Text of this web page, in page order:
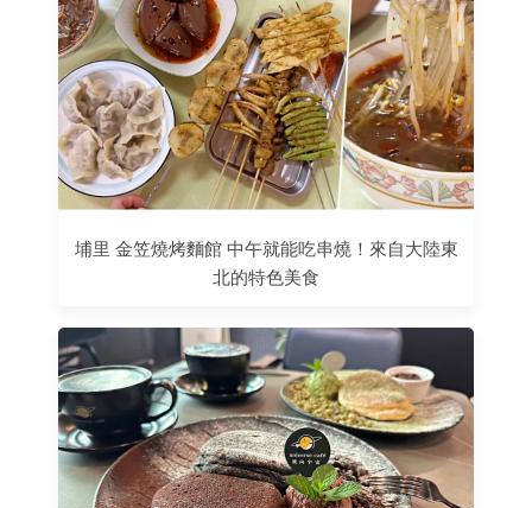
埔里 金笠燒烤麵館 中午就能吃串燒！來自大陸東
北的特色美食